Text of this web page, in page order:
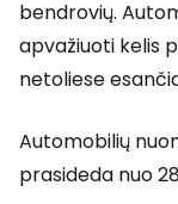
bendrovių.
apvažiuoti kelis
netoliese
Automobilių
prasideda nuo